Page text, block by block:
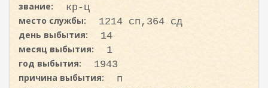
звание:
кр-ц
место службы:
1214 сп,364 сд
день выбытия:
14
месяц выбытия:
1
год выбытия:
1943
причина выбытия:
п